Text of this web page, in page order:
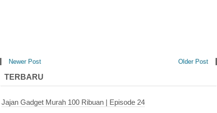
Newer Post Older Post
TERBARU
Jajan Gadget Murah 100 Ribuan | Episode 24